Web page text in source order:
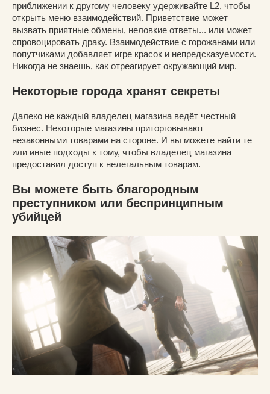
приближении к другому человеку удерживайте L2, чтобы
открыть меню взаимодействий. Приветствие может
вызвать приятные обмены, неловкие ответы... или может
спровоцировать драку. Взаимодействие с горожанами или
попутчиками добавляет игре красок и непредсказуемости.
Никогда не знаешь, как отреагирует окружающий мир.
Некоторые города хранят секреты
Далеко не каждый владелец магазина ведёт честный
бизнес. Некоторые магазины приторговывают
незаконными товарами на стороне. И вы можете найти те
или иные подходы к тому, чтобы владелец магазина
предоставил доступ к нелегальным товарам.
Вы можете быть благородным
преступником или беспринципным
убийцей